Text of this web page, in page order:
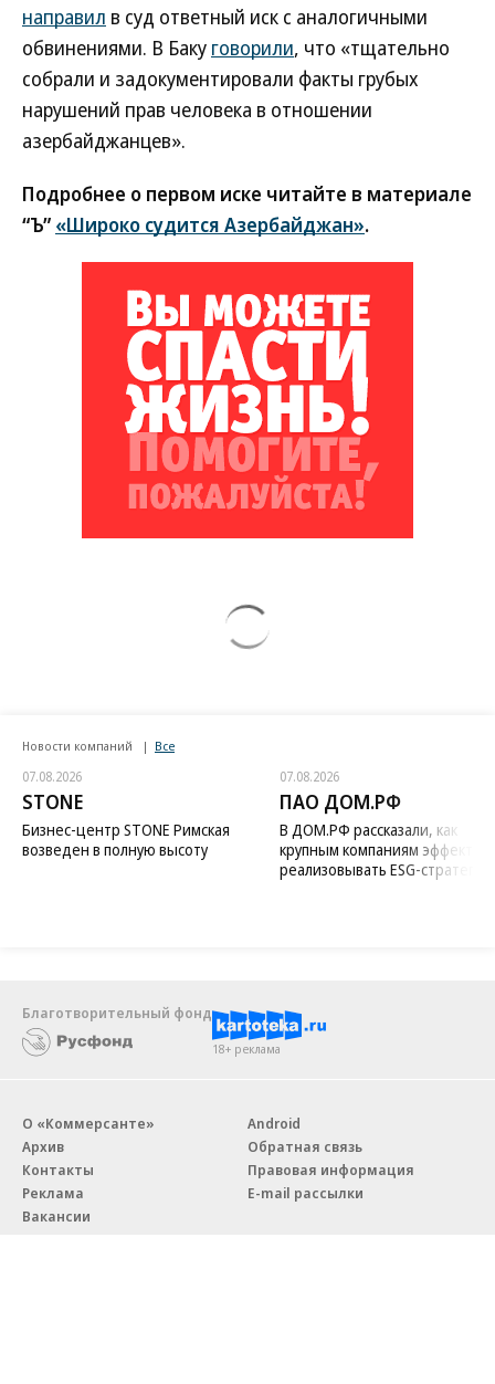
направил в суд ответный иск с аналогичными
обвинениями. В Баку говорили, что «тщательно
собрали и задокументировали факты грубых
нарушений прав человека в отношении
азербайджанцев».
Подробнее о первом иске читайте в материале
“Ъ” «Широко судится Азербайджан».
Новости компаний Все
07.08.2026
STONE
Бизнес-центр STONE Римская
возведен в полную высоту
07.08.2026
ПАО ДОМ.РФ
В ДОМ.РФ рассказали, как
крупным компаниям
реализовывать ESG-стратегию
Благотворительный фонд
18+ реклама
О «Коммерсанте»
Архив
Контакты
Реклама
Вакансии
Android
Обратная связь
Правовая информация
E-mail рассылки